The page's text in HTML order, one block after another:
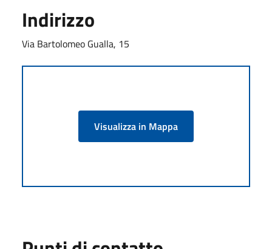
Indirizzo
Via Bartolomeo Gualla, 15
Visualizza in Mappa